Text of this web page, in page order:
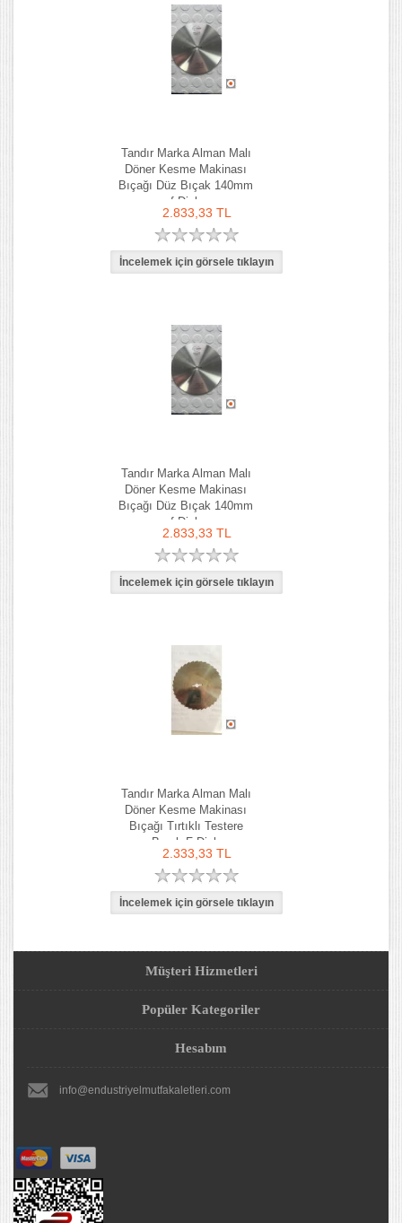
Tandır Marka Alman Malı
Döner Kesme Makinası
Bıçağı Düz Bıçak 140mm
f Dick
2.833,33 TL
Tandır Marka Alman Malı
Döner Kesme Makinası
Bıçağı Düz Bıçak 140mm
f Dick
2.833,33 TL
Tandır Marka Alman Malı
Döner Kesme Makinası
Bıçağı Tırtıklı Testere
Bıçak F Dick
2.333,33 TL
Müşteri Hizmetleri
Popüler Kategoriler
Hesabım
info@endustriyelmutfakaletleri.com